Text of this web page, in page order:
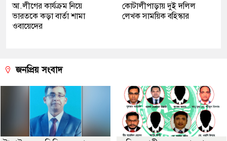
আ.লীগের কার্যক্রম নিয়ে
ভারতকে কড়া বার্তা শামা
ওবায়েদের
কোটালীপাড়ায় দুই দলিল
লেখক সাময়িক বহিস্কার
জনপ্রিয় সংবাদ